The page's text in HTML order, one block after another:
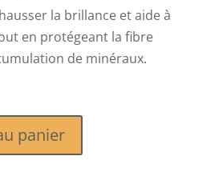
la brillance et aide à
en protégeant la fibre
de minéraux.
panier